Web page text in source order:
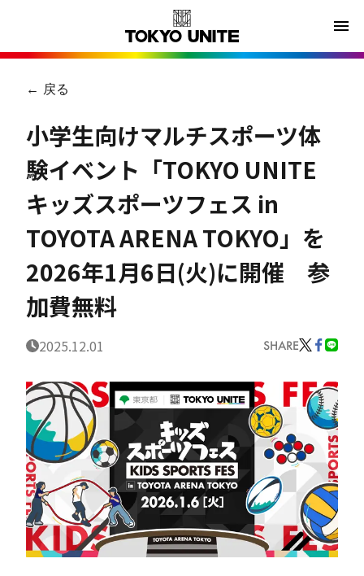
← 戻る
小学生向けマルチスポーツ体
験イベント「TOKYO UNITE
キッズスポーツフェス in
TOYOTA ARENA TOKYO」を
2026年1月6日(火)に開催 参
加費無料
2025.12.01 SHARE